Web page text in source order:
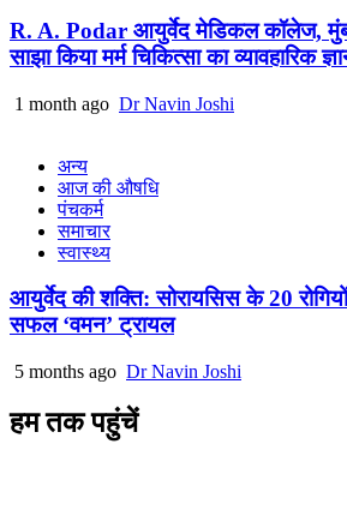
R. A. Podar आयुर्वेद मेडिकल कॉलेज,
साझा किया मर्म चिकित्सा का व्यावहारिक
1 month ago Dr Navin Joshi
अन्य
आज की औषधि
पंचकर्म
समाचार
स्वास्थ्य
आयुर्वेद की शक्ति: सोरायसिस के 20
सफल ‘वमन’ ट्रायल
5 months ago Dr Navin Joshi
हम तक पहुंचें